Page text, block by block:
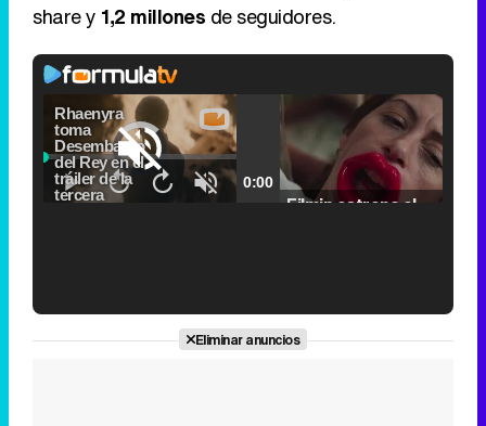
share y 1,2 millones de seguidores.
Video
Player
is
loading.
Pause
Seek
back
Seek
Unmute Current
0:00 / Duration
2:24
Loaded:
0.00%
Remaining
2:24
Picture-
in-
Eliminar anuncios